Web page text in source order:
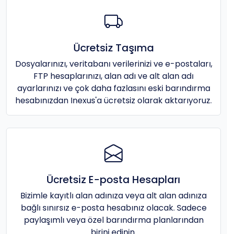
Ücretsiz Taşıma
Dosyalarınızı, veritabanı verilerinizi ve e-postaları,
FTP hesaplarınızı, alan adı ve alt alan adı
ayarlarınızı ve çok daha fazlasını eski barındırma
hesabınızdan Inexus'a ücretsiz olarak aktarıyoruz.
Ücretsiz E-posta Hesapları
Bizimle kayıtlı alan adınıza veya alt alan adınıza
bağlı sınırsız e-posta hesabınız olacak. Sadece
paylaşımlı veya özel barındırma planlarından